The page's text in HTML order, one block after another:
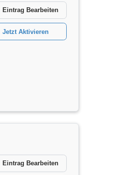
Eintrag Bearbeiten
Jetzt Aktivieren
Eintrag Bearbeiten